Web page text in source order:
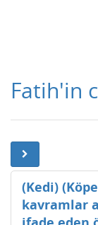
Fatih'in
(Kedi)
kavramlar